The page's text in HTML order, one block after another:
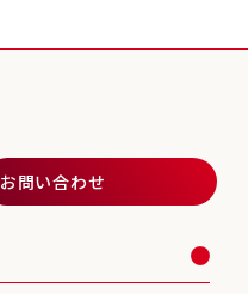
お問い合わせ